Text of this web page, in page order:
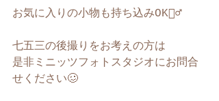
お気に入りの小物も持ち込みOK🙆‍♂️
七五三の後撮りをお考えの方は
是非ミニッツフォトスタジオにお問合
せください🥴